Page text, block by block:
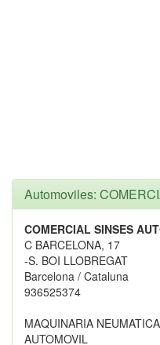
Automoviles:
COMERCIAL SINSES
C BARCELONA, 17
-S. BOI LLOBREGAT
Barcelona / Cataluna
936525374
MAQUINARIA NEUMATICA
AUTOMOVIL